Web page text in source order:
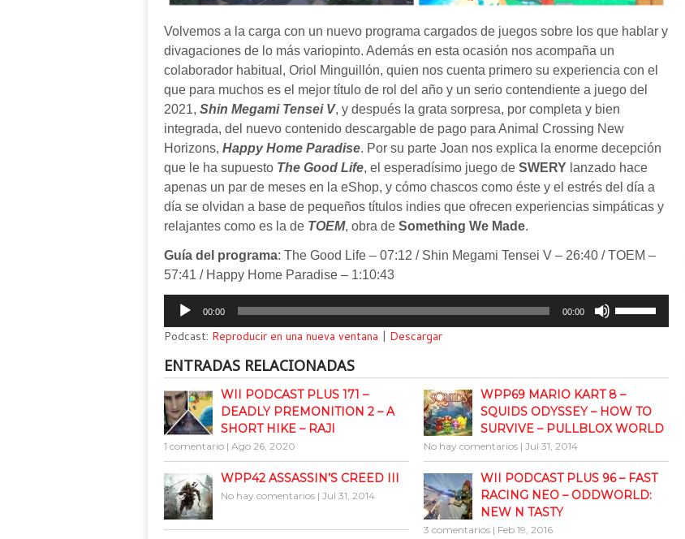
Volvemos a la carga con un nuevo programa cargados de juegos sobre los que hablar y
divagaciones de lo más variopinto. Además en esta ocasión nos acompaña un
colaborador habitual, Oriol Minguillón, quien nos cuenta primero su experiencia con el
que para muchos es el mejor título de rol del año y un serio contendiente a juego del
2021, Shin Megami Tensei V, y después la grata sorpresa, por completa y bien
integrada, del nuevo contenido descargable de pago para Animal Crossing New
Horizons, Happy Home Paradise. Por su parte Joan nos explica la enorme decepción
que le ha supuesto The Good Life, el esperadísimo juego de SWERY lanzado hace
apenas un par de meses en la eShop, y cómo chascos como éste y el estrés del día a
día se olvidan a base de pequeños títulos indies que ofrecen experiencias simpáticas y
relajantes como es la de TOEM, obra de Something We Made.
Guía del programa: The Good Life – 07:12 / Shin Megami Tensei V – 26:40 / TOEM –
57:41 / Happy Home Paradise – 1:10:43
Reproductor
audio
00:00 00:00
flecha
arriba/abajo
para
aumentar
disminuir
el
Podcast: Reproducir en una nueva ventana | Descargar
ENTRADAS RELACIONADAS
WII PODCAST PLUS 171 –
DEADLY PREMONITION 2 – A
SHORT HIKE – RAJI
1 comentario | Ago 26, 2020
WPP69 MARIO KART 8 –
SQUIDS ODYSSEY – HOW TO
SURVIVE – PULLBLOX WORLD
No hay comentarios |Jul 31, 2014
WPP42 ASSASSIN’S CREED III
No hay comentarios | Jul 31, 2014
WII PODCAST PLUS 96 – FAST
RACING NEO – ODDWORLD:
NEW N TASTY
3 comentarios | Feb 19, 2016